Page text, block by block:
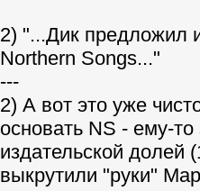
2) "...Дик предложил
Northern Songs..."
---
2) А вот это уже
основать NS - ему-
издательской
выкрутили "руки"